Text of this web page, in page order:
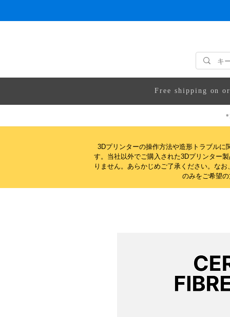
Free shipping on
3Dプリンターの操作方法や造形トラブル
す。当社以外でご購入された3Dプリンター
りません。 あらかじめご了承ください。な
のみをご希望